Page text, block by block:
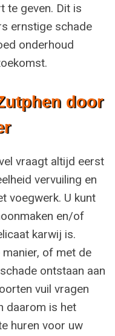
te geven. Dit is
ernstige schade
onderhoud
door
vraagt altijd eerst
vervuiling en
voegwerk. U kunt
en/of
karwij is.
of met de
ontstaan aan
vuil vragen
daarom is het
huren voor uw